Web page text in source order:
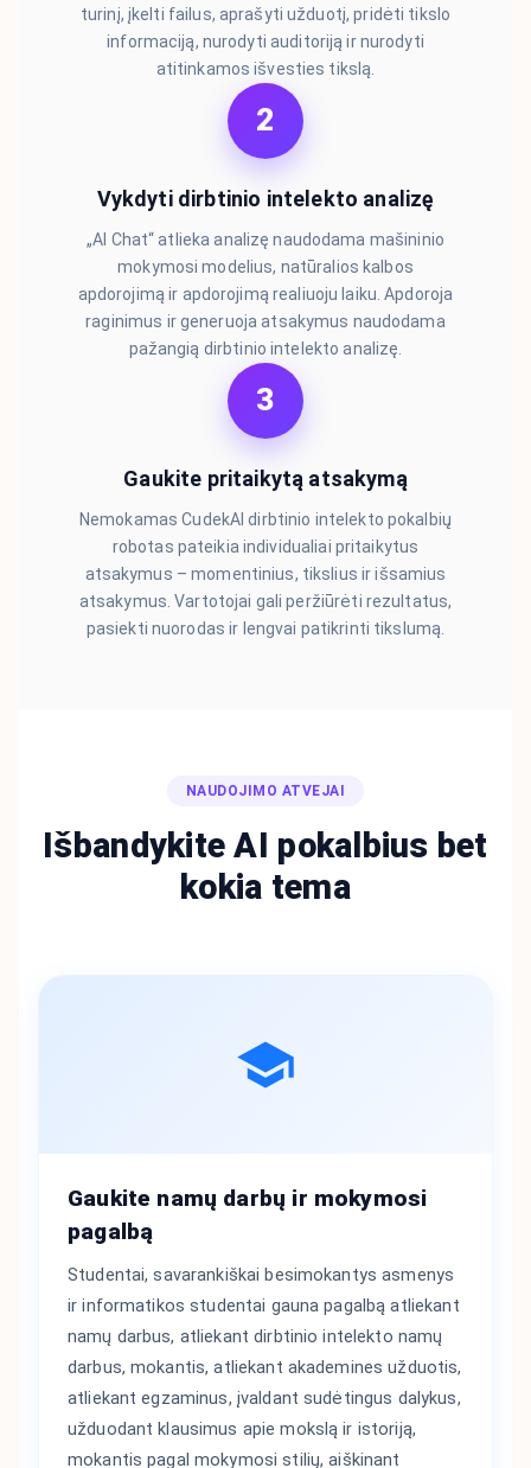
turinį, įkelti failus, aprašyti užduotį, pridėti tikslo
informaciją, nurodyti auditoriją ir nurodyti
atitinkamos išvesties tikslą.
2
Vykdyti dirbtinio intelekto analizę
„AI Chat“ atlieka analizę naudodama mašininio
mokymosi modelius, natūralios kalbos
apdorojimą ir apdorojimą realiuoju laiku. Apdoroja
raginimus ir generuoja atsakymus naudodama
pažangią dirbtinio intelekto analizę.
3
Gaukite pritaikytą atsakymą
Nemokamas CudekAI dirbtinio intelekto pokalbių
robotas pateikia individualiai pritaikytus
atsakymus – momentinius, tikslius ir išsamius
atsakymus. Vartotojai gali peržiūrėti rezultatus,
pasiekti nuorodas ir lengvai patikrinti tikslumą.
NAUDOJIMO ATVEJAI
Išbandykite AI pokalbius bet
kokia tema
Gaukite namų darbų ir mokymosi
pagalbą
Studentai, savarankiškai besimokantys asmenys
ir informatikos studentai gauna pagalbą atliekant
namų darbus, atliekant dirbtinio intelekto namų
darbus, mokantis, atliekant akademines užduotis,
atliekant egzaminus, įvaldant sudėtingus dalykus,
užduodant klausimus apie mokslą ir istoriją,
mokantis pagal mokymosi stilių, aiškinant